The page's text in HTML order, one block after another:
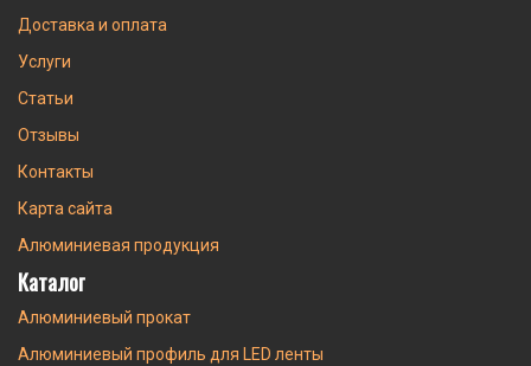
Доставка и оплата
Услуги
Статьи
Отзывы
Контакты
Карта сайта
Алюминиевая продукция
Каталог
Алюминиевый прокат
Алюминиевый профиль для LED ленты